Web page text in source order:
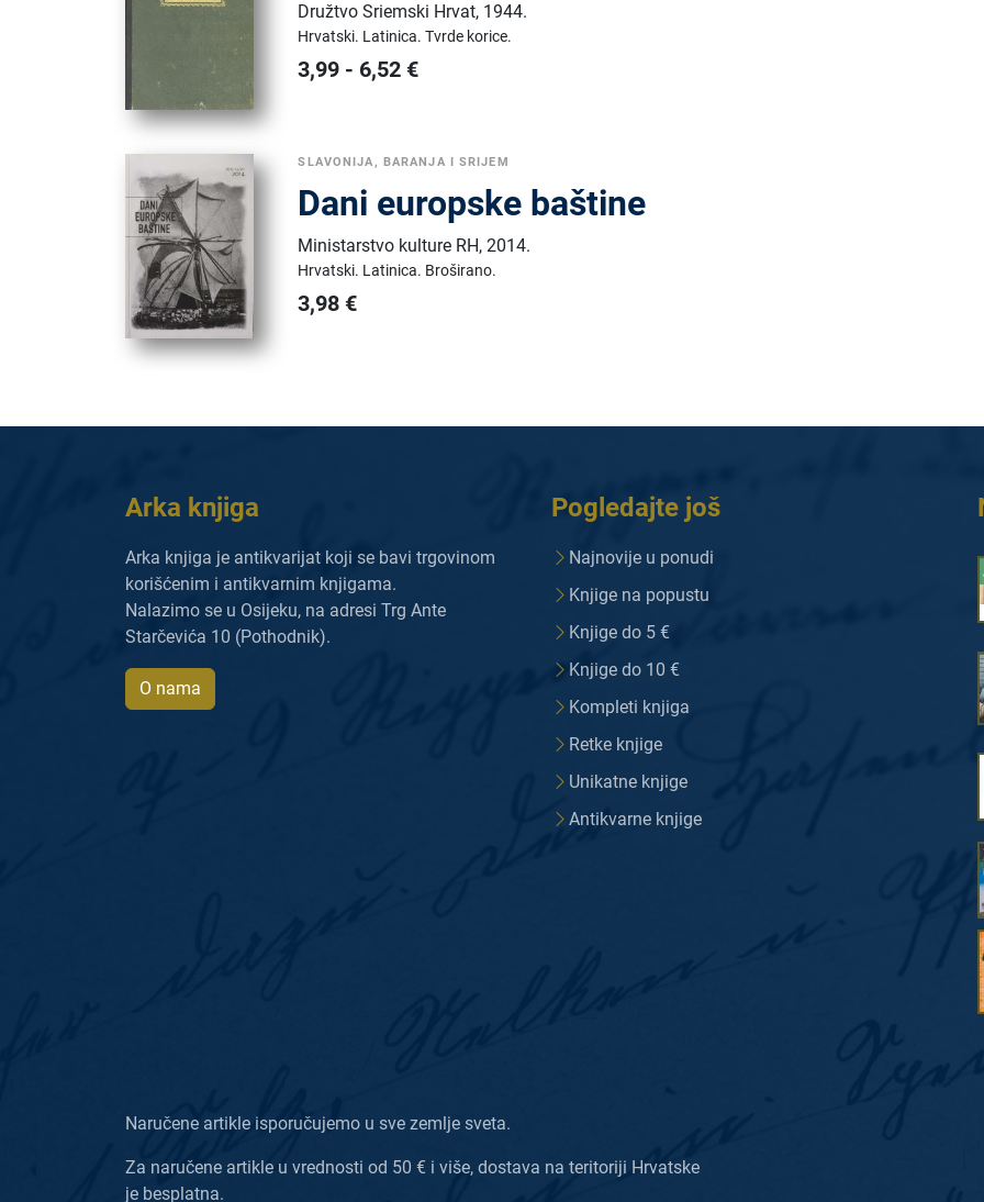
Družtvo Sriemski Hrvat, 1944.
Hrvatski. Latinica.Tvrde korice.
3,99 - 6,52 €
SLAVONIJA, BARANJA I SRIJEM
Dani europske baštine
Ministarstvo kulture RH,2014.
Hrvatski. Latinica. Broširano.
3,98 €
Arka knjiga
Arka knjiga je antikvarijat koji se bavi trgovinom
korišćenim i antikvarnim knjigama.
Nalazimo se u Osijeku, na adresi Trg Ante
Starčevića 10 (Pothodnik).
O nama
Pogledajte još
Najnovije u ponudi
Knjige na popustu
Knjige do 5 €
Knjige do 10 €
Kompleti knjiga
Retke knjige
Unikatne knjige
Antikvarne knjige
Naručene artikle isporučujemo u sve zemlje sveta.
Za naručene artikle u vrednosti od 50 € i više, dostava na teritoriji Hrvatske
je besplatna.